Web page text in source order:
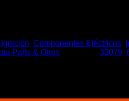
Componentes Eléctricos
Parts & Otros 32079